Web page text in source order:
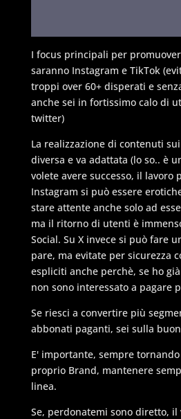
I focus principali per
saranno Instagram e TikTok
troppi over 60+ disperati e
anche sei in fortissimo calo di
twitter)
La realizzazione di contenuti
diversa e va adattata (lo so.. è
volete avere successo, il lavoro
Instagram si può essere
stare attente anche solo ad
ma il ritorno di utenti è
Social. Su X invece si può fare
pare, ma evitate per sicurezza
espliciti anche perchè, se ho
non sono interessato a pagare
Se riesci a convertire più
abbonati paganti, sei sulla
E' importante, sempre
proprio Brand, mantenere
linea.
Se, perdonatemi sono diretto, il